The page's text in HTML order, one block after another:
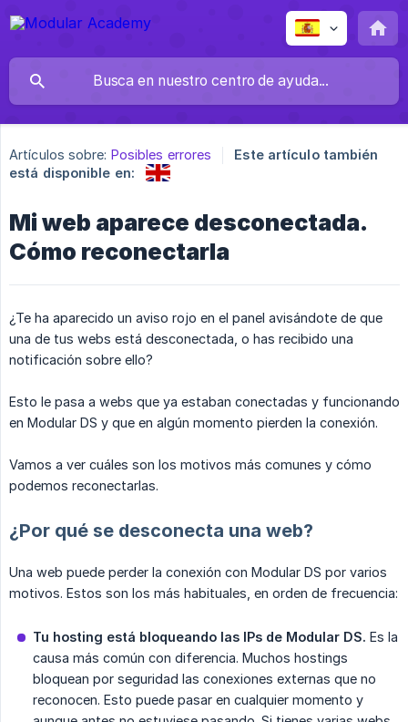
Artículos sobre: Posibles errores
Este artículo también
está disponible en:
Mi web aparece desconectada.
Cómo reconectarla
¿Te ha aparecido un aviso rojo en el panel avisándote de que
una de tus webs está desconectada, o has recibido una
notificación sobre ello?
Esto le pasa a webs que ya estaban conectadas y funcionando
en Modular DS y que en algún momento pierden la conexión.
Vamos a ver cuáles son los motivos más comunes y cómo
podemos reconectarlas.
¿Por qué se desconecta una web?
Una web puede perder la conexión con Modular DS por varios
motivos. Estos son los más habituales, en orden de frecuencia:
Tu hosting está bloqueando las IPs de Modular DS. Es la
causa más común con diferencia. Muchos hostings
bloquean por seguridad las conexiones externas que no
reconocen. Esto puede pasar en cualquier momento y